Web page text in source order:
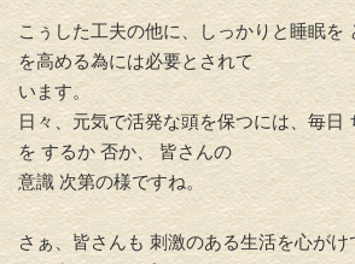
こぅした工夫の他に、
しっかりと睡眠を
を高める為には必要とされて
います。
日々、元気で活発な頭を保つには、毎日
を するか 否か、 皆さんの
意識 次第の様ですね。
さぁ、皆さんも 刺激のある生活を心がけ